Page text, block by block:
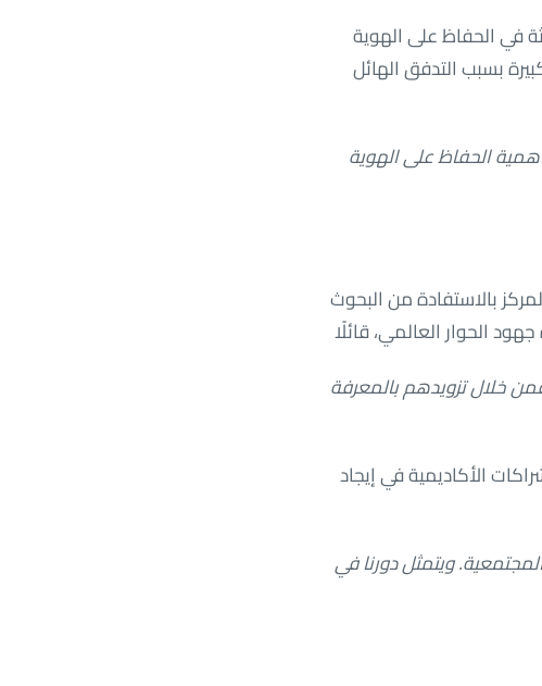
في الحفاظ على الهوية
بسبب التدفق الهائل
الحفاظ على الهوية
بالاستفادة من البحوث
الحوار العالمي، قائلًا
خلال تزويدهم بالمعرفة
الأكاديمية في إيجاد
ويتمثل دورنا في